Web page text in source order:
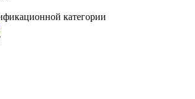
категории